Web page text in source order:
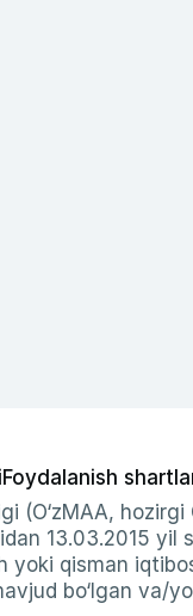
Foydalanish
13.03.2015
yoki qisman
bo‘lgan va/